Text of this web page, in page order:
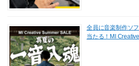
全員に音楽制作ソ
当たる！MI